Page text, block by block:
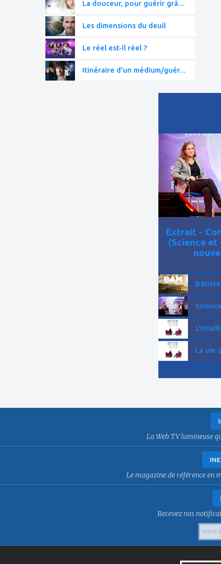
La douceur, pour guérir grâ...
Les dimensions du deuil
Le réel est-il réel ?
Itinéraire d'un médium/guér...
à
mes
favoris
Extrait -
(Science et
La vie
La Web TV lumineuse
Le magazine de référence en
Recevez nos